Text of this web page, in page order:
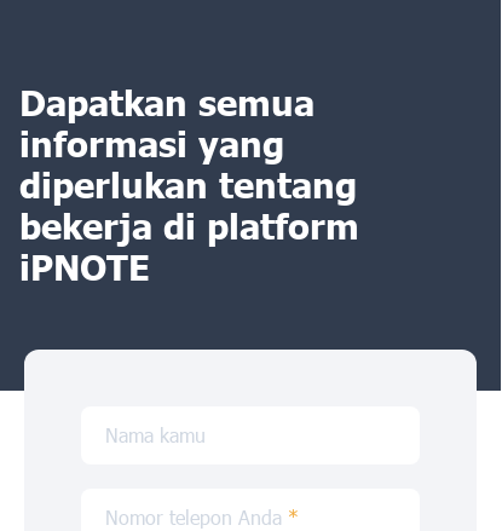
Dapatkan semua
informasi yang
diperlukan tentang
bekerja di platform
iPNOTE
Nama kamu
Nomor telepon Anda *